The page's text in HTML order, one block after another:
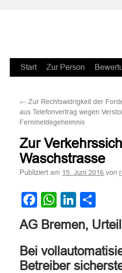
Zum
springen
Start Zur Person
← Zur Rechtswidrigkeit der
aus Telefonvertrag wegen
Fernmeldegeheimnis
Zur
Waschstrasse
Publiziert am 15. Juni 2016 von
Facebook
WhatsApp
AG Bremen,
Bei
Betreiber